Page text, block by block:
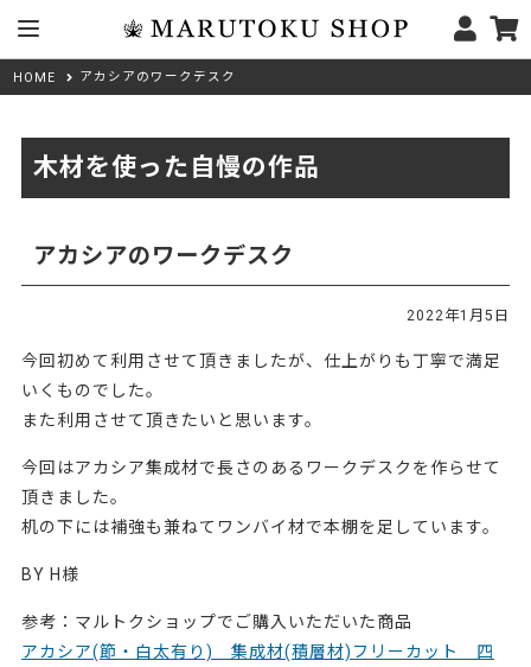
HOME アカシアのワークデスク
木材を使った自慢の作品
アカシアのワークデスク
2022年1月5日
今回初めて利用させて頂きましたが、仕上がりも丁寧で満足
いくものでした。
また利用させて頂きたいと思います。
今回はアカシア集成材で長さのあるワークデスクを作らせて
頂きました。
机の下には補強も兼ねてワンバイ材で本棚を足しています。
BY H様
参考：マルトクショップでご購入いただいた商品
アカシア(節・白太有り) 集成材(積層材)フリーカット 四